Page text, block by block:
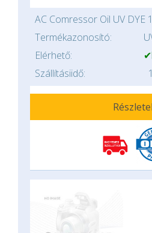
AC Comressor Oil UV DYE
Termékazonosító:
Elérhető:
Szállításiidő: